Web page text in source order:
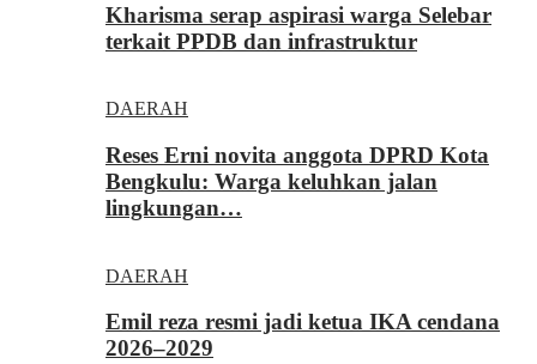
Kharisma serap aspirasi warga Selebar
terkait PPDB dan infrastruktur
DAERAH
Reses Erni novita anggota DPRD Kota
Bengkulu: Warga keluhkan jalan
lingkungan…
DAERAH
Emil reza resmi jadi ketua IKA cendana
2026–2029